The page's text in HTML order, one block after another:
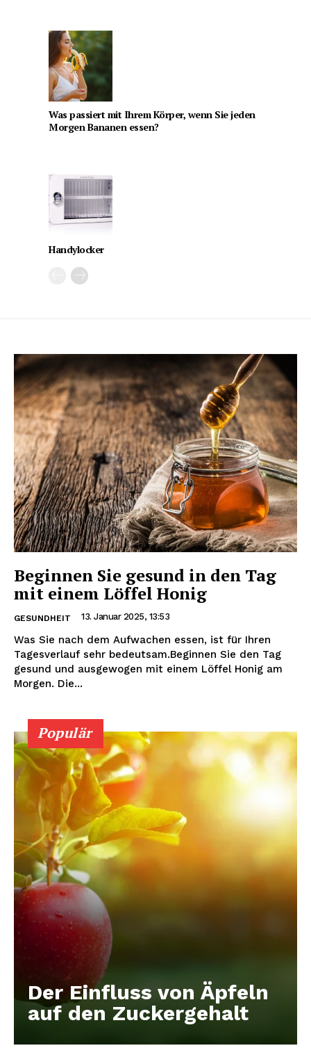
Was passiert mit Ihrem Körper, wenn Sie jeden
Morgen Bananen essen?
Handylocker
Beginnen Sie gesund in den Tag
mit einem Löffel Honig
GESUNDHEIT 13. Januar 2025, 13:53
Was Sie nach dem Aufwachen essen, ist für Ihren
Tagesverlauf sehr bedeutsam.Beginnen Sie den Tag
gesund und ausgewogen mit einem Löffel Honig am
Morgen. Die...
Populär
Der Einfluss von Äpfeln
auf den Zuckergehalt